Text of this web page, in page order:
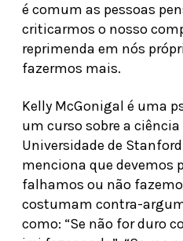
é comum as pessoas
criticarmos o nosso
reprimenda em nós
fazermos mais.
Kelly McGonigal é uma
um curso sobre a
Universidade de
menciona que devemos
falhamos ou não
costumam contra-
como: “Se não for duro